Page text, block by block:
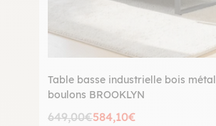
Table basse industrielle bois métal
boulons BROOKLYN
649,00€584,10€